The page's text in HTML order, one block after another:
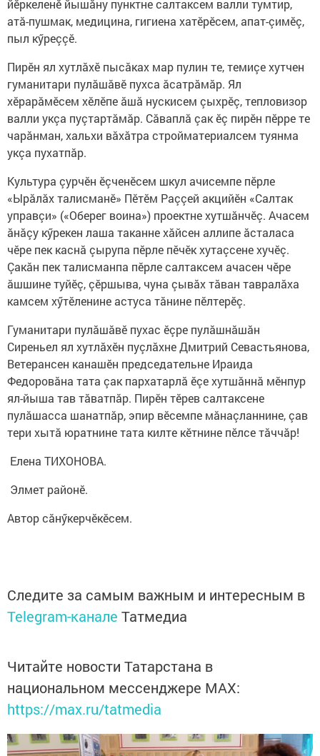
йӗркеленӗ йышăну пунктне салтаксем валли тумтир,
атă-пушмак, медицина, гигиена хатӗрӗсем, апат-çимӗç,
пыл кӳреççӗ.
Пирӗн ял хутлăхӗ пысăках мар пулин те, темиçе хутчен
гуманитари пулăшăвӗ пухса ăсатрăмăр. Ял
хӗрарăмӗсем хӗлӗпе ăшă нускисем çыхрӗç, тепловизор
валли укçа пуçтартăмăр. Сăваплă çак ӗç пирӗн пӗрре те
чарăнман, хальхи вăхăтра стройматериалсем туянма
укçа пухатпăр.
Культура çурчӗн ӗçченӗсем шкул ачисемпе пӗрле
«Ырăлăх талисманӗ» Пӗтӗм Раççей акцийӗн «Салтак
управçи» («Оберег воина») проектне хутшăнчӗç. Ачасем
ăнăçу кӳрекен лаша таканне хăйсен аллипе ăсталаса
чӗре пек каснă çырупа пӗрле пӗчӗк хутаçсене хучӗç.
Çакăн пек талисманпа пӗрле салтаксем ачасен чӗре
ăшшине туйӗç, çӗршыва, чуна çывăх тăван тавралăха
камсем хӳтӗленине астуса тăнине пӗлтерӗç.
Гуманитари пулăшăвӗ пухас ӗçре пулăшнăшăн
Сиреньел ял хутлăхӗн пуçлăхне Дмитрий Севастьянова,
Ветерансен канашӗн председательне Ираида
Федоровăна тата çак пархатарлă ӗçе хутшăннă мӗнпур
ял-йыша тав тăватпăр. Пирӗн тӗрев салтаксене
пулăшасса шанатпăр, эпир вӗсемпе мăнаçланнине, çав
тери хытă юратнине тата килте кӗтнине пӗлсе тăччăр!
Елена ТИХОНОВА.
Элмет районӗ.
Автор сăнӳкерчӗкӗсем.
Следите за самым важным и интересным в
Telegram-канале Татмедиа
Читайте новости Татарстана в
национальном мессенджере MАХ:
https://max.ru/tatmedia